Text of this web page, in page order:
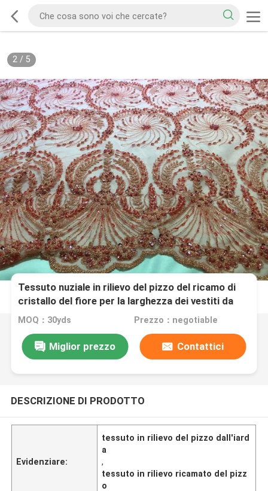
2/ 5
Tessuto nuziale in rilievo del pizzo del ricamo di
cristallo del fiore per la larghezza dei vestiti da
sposa 125cm
MOQ：30yds Prezzo：negotiable
Miglior prezzo Contattici
DESCRIZIONE DI PRODOTTO
Evidenziare:
tessuto in rilievo del pizzo dall'iard
a
,
tessuto in rilievo ricamato del pizz
o